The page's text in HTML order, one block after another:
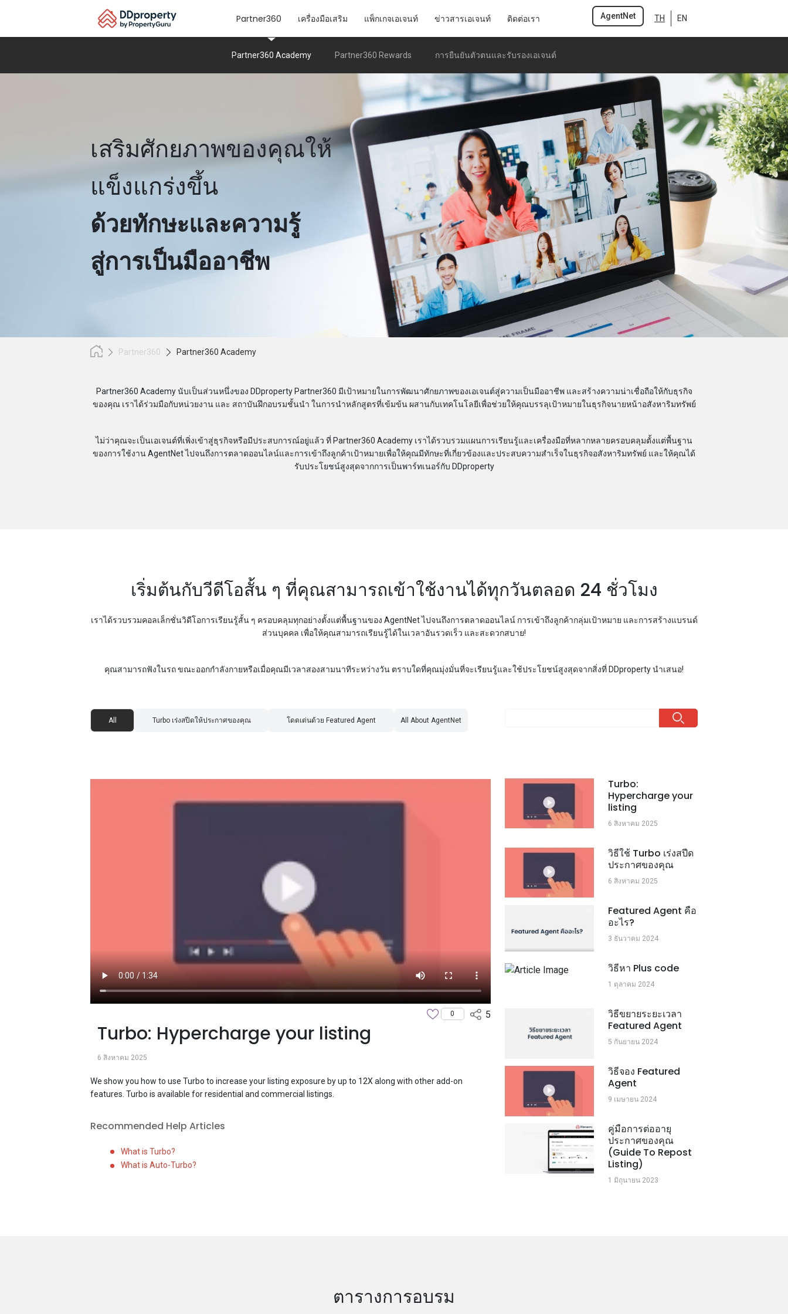
content
Partner360 เครื่องมือเสริม แพ็กเกจเอเจนท์ ข่าวสารเอเจนท์ ติดต่อเรา AgentNet TH EN
Partner360 Academy Partner360 Rewards การยืนยันตัวตนและรับรองเอเจนต์
เสริมศักยภาพของคุณให้
แข็งแกร่งขึ้น
ด้วยทักษะและความรู้
สู่การเป็นมืออาชีพ
Partner360 Partner360 Academy
Partner360 Academy นับเป็นส่วนหนึ่งของ DDproperty Partner360 มีเป้าหมายในการพัฒนาศักยภาพของเอเจนต์สู่ความเป็นมืออาชีพ และสร้างความน่าเชื่อถือให้กับธุรกิจ
ของคุณ เราได้ร่วมมือกับหน่วยงาน และ สถาบันฝึกอบรมชั้นนำ ในการนำหลักสูตรที่เข้มข้น ผสานกับเทคโนโลยีเพื่อช่วยให้คุณบรรลุเป้าหมายในธุรกิจนายหน้าอสังหาริมทรัพย์
ไม่ว่าคุณจะเป็นเอเจนต์ที่เพิ่งเข้าสู่ธุรกิจหรือมีประสบการณ์อยู่แล้ว ที่ Partner360 Academy เราได้รวบรวมแผนการเรียนรู้และเครื่องมือที่หลากหลายครอบคลุมตั้งแต่พื้นฐาน
ของการใช้งาน AgentNet ไปจนถึงการตลาดออนไลน์และการเข้าถึงลูกค้าเป้าหมายเพื่อให้คุณมีทักษะที่เกี่ยวข้องและประสบความสำเร็จในธุรกิจอสังหาริมทรัพย์ และให้คุณได้
รับประโยชน์สูงสุดจากการเป็นพาร์ทเนอร์กับ DDproperty
เริ่มต้นกับวีดีโอสั้น ๆ ที่คุณสามารถเข้าใช้งานได้ทุกวันตลอด 24 ชั่วโมง
เราได้รวบรวมคอลเล็กชั่นวิดีโอการเรียนรู้สั้น ๆ ครอบคลุมทุกอย่างตั้งแต่พื้นฐานของ AgentNet ไปจนถึงการตลาดออนไลน์ การเข้าถึงลูกค้ากลุ่มเป้าหมาย และการสร้างแบรนด์
ส่วนบุคคล เพื่อให้คุณสามารถเรียนรู้ได้ในเวลาอันรวดเร็ว และสะดวกสบาย!
คุณสามารถฟังในรถ ขณะออกกำลังกายหรือเมื่อคุณมีเวลาสองสามนาทีระหว่างวัน ตราบใดที่คุณมุ่งมั่นที่จะเรียนรู้และใช้ประโยชน์สูงสุดจากสิ่งที่ DDproperty นำเสนอ!
All Turbo เร่งสปีดให้ประกาศของคุณ โดดเด่นด้วย Featured Agent All About AgentNet
0 5
Turbo: Hypercharge your listing
6 สิงหาคม 2025
We show you how to use Turbo to increase your listing exposure by up to 12X along with other add-on
features. Turbo is available for residential and commercial listings.
Recommended Help Articles
What is Turbo?
What is Auto-Turbo?
Turbo:
Hypercharge your
listing
6 สิงหาคม 2025
วิธีใช้ Turbo เร่งสปีด
ประกาศของคุณ
6 สิงหาคม 2025
Featured Agent คือ
อะไร?
3 ธันวาคม 2024
วิธีหา Plus code
1 ตุลาคม 2024
วิธีขยายระยะเวลา
Featured Agent
5 กันยายน 2024
วิธีจอง Featured
Agent
9 เมษายน 2024
คู่มือการต่ออายุ
ประกาศของคุณ
(Guide To Repost
Listing)
1 มิถุนายน 2023
ตารางการอบรม